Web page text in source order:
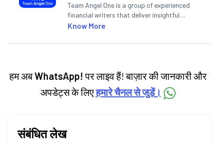
Team Angel One is a group of experienced
financial writers that deliver insightful
articles on the stock market, IPO, economy,
categories.
Know More
हम अबWhatsApp! पर लाइव हैं! बाज़ार की जानकारी और
अपडेट्स के लिएहमारे चैनल से जुड़ें।
संबंधित लेख